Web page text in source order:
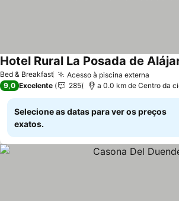
Bed & Breakfast Acesso à piscina externa
Hotel Rural La Posada de
9,0 Excelente 285 a 0.0 km de Centro da
Selecione as datas para ver os preços
exatos.